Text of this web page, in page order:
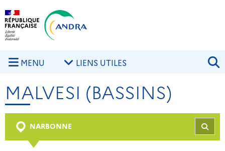
Aller au contenu principal
MENU LIENS UTILES
MALVESI (BASSINS)
NARBONNE